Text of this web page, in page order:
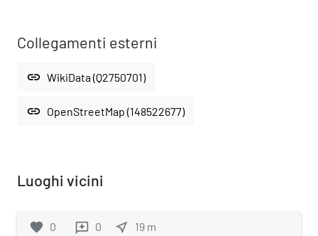
Collegamenti esterni
link WikiData (Q2750701)
link OpenStreetMap (148522677)
Luoghi vicini
favorite 0 reviews 0 near_me 19 m